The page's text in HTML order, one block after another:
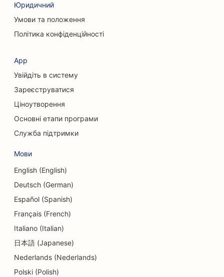
SEO для пластичних хірургів
SEO для черепно-лицьових хірургів
SEO для кредитних спілок
SEO для магазинів одягу
SEO для кексових магазинів
SEO для танцювальних студій
SEO для дитячих садків
SEO для послуг боргового консультування
SEO для делікатесів
SEO для стоматологічних клінік
SEO для послуг дермабразії
Юридичний
Умови та положення
Політика конфіденційності
App
Увійдіть в систему
Зареєструватися
Ціноутворення
Основні етапи програми
Служба підтримки
Мови
English (English)
Deutsch (German)
Español (Spanish)
Français (French)
Italiano (Italian)
日本語 (Japanese)
Nederlands (Nederlands)
Polski (Polish)